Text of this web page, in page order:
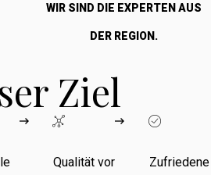
WIR SIND DIE EXPERTEN AUS
DER REGION.
Ziel
Qualität vor
Zufriedene